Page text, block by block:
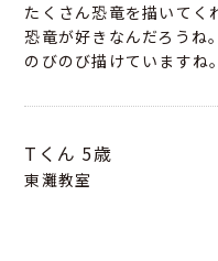
たくさん恐竜を描いてく
恐竜が好きなんだろうね。
のびのび描けていますね。
Tくん 5歳
東灘教室